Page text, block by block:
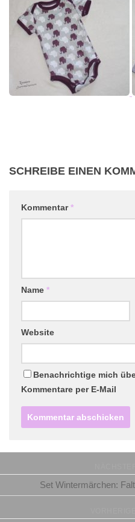
SCHREIBE EINEN
Kommentar*
Name *
Website
Benachrichtige mich
Kommentare per E-Mail
Set Wintermärchen: